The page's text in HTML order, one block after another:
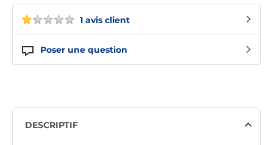
1 avis client
Poser une question
DESCRIPTIF